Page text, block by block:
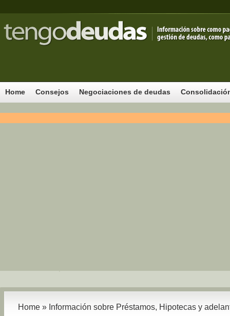
Home Consejos Negociaciones de deudas
Home » Información sobre Préstamos, Hipotecas y